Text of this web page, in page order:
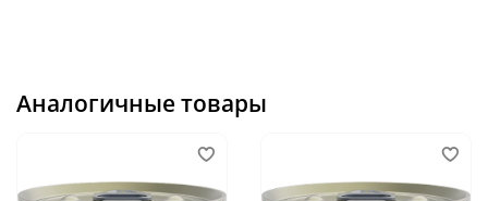
Аналогичные товары